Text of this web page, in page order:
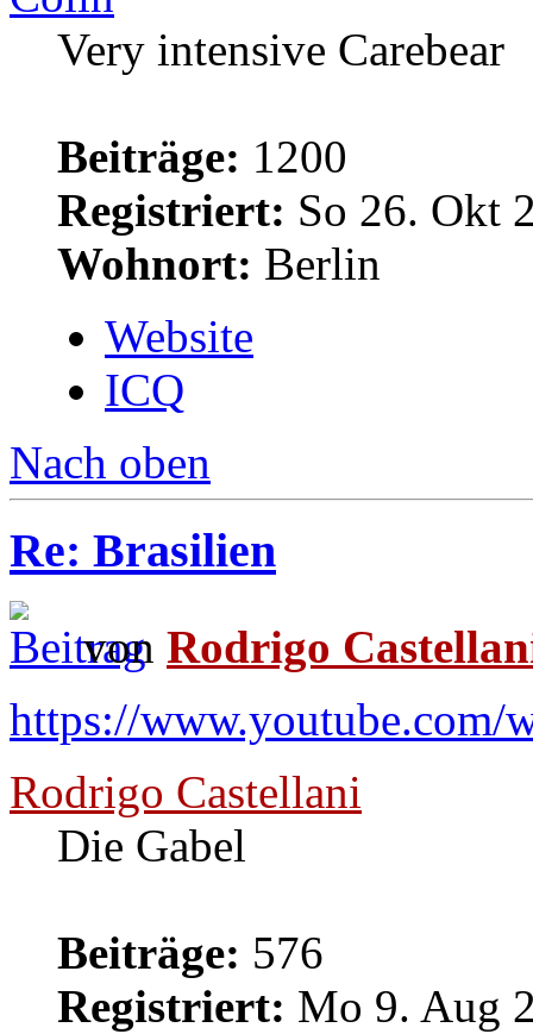
Very intensive Carebear
Beiträge: 1200
Registriert: So 26. Okt
Wohnort: Berlin
Website
ICQ
Nach oben
Re: Brasilien
von Rodrigo
https://www.youtube.com/
Rodrigo Castellani
Die Gabel
Beiträge: 576
Registriert: Mo 9. Aug